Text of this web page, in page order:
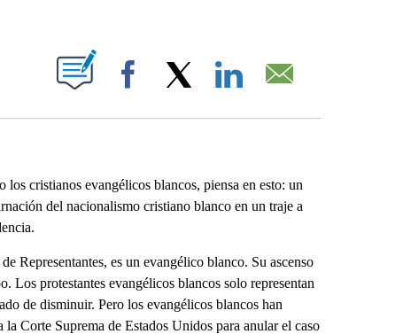
NEW PAGES ON "".
Facebook
cristianos evangélicos blancos, piensa en esto: un
del nacionalismo cristiano blanco en un traje a
Representantes, es un evangélico blanco. Su ascenso
Los protestantes evangélicos blancos solo representan
de disminuir. Pero los evangélicos blancos han
Corte Suprema de Estados Unidos para anular el caso